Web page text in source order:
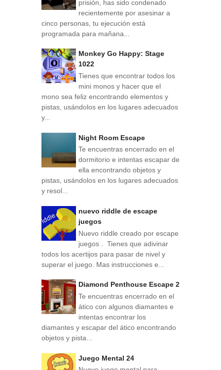
prisión, has sido condenado
recientemente por asesinar a
cinco personas, tu ejecución está
programada para mañana...
Monkey Go Happy: Stage
1022
Tienes que encontrar todos los
mini monos y hacer que el
mono sea feliz encontrando elementos y
pistas, usándolos en los lugares adecuados
y...
Night Room Escape
Te encuentras encerrado en el
dormitorio e intentas escapar de
ella encontrando objetos y
pistas, usándolos en los lugares adecuados
y resol...
nuevo riddle de escape
juegos
Nuevo riddle creado por escape
juegos . Tienes que adivinar
todos los acertijos para pasar de nivel y
superar el juego. Mas instrucciones e...
Diamond Penthouse Escape 2
Te encuentras encerrado en el
ático con algunos diamantes e
intentas encontrar los
diamantes y escapar del ático encontrando
objetos y pista...
Juego Mental 24